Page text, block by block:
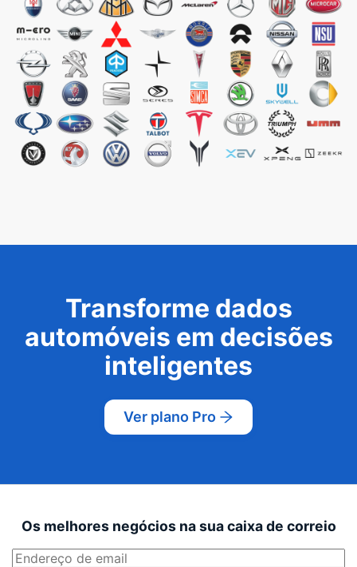
Transforme dados
automóveis em decisões
inteligentes
Ver plano Pro
Os melhores negócios na sua caixa de correio